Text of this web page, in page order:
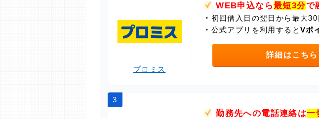
プロミス
WEB申込なら最短3分で
・ 初回借入日の翌日から最大30
・ 公式アプリを利用するとVポ
詳細はこちら
3
勤務先への電話連絡は一